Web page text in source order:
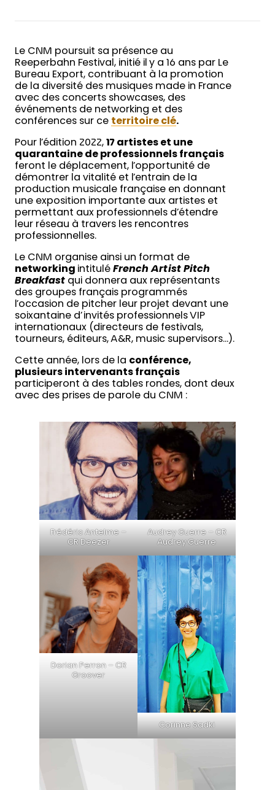
Le CNM poursuit sa présence au
Reeperbahn Festival, initié il y a 16 ans par Le
Bureau Export, contribuant à la promotion
de la diversité des musiques made in France
avec des concerts showcases, des
événements de networking et des
conférences sur ce territoire clé.
Pour l’édition 2022, 17 artistes et une
quarantaine de professionnels français
feront le déplacement, l’opportunité de
démontrer la vitalité et l’entrain de la
production musicale française en donnant
une exposition importante aux artistes et
permettant aux professionnels d’étendre
leur réseau à travers les rencontres
professionnelles.
Le CNM organise ainsi un format de
networking intitulé French Artist Pitch
Breakfast qui donnera aux représentants
des groupes français programmés
l’occasion de pitcher leur projet devant une
soixantaine d’invités professionnels VIP
internationaux (directeurs de festivals,
tourneurs, éditeurs, A&R, music supervisors…).
Cette année, lors de la conférence,
plusieurs intervenants français
participeront à des tables rondes, dont deux
avec des prises de parole du CNM :
Frédéric Antelme –
CR Deezer
Audrey Guerre – CR
Audrey Guerre
Dorian Perron – CR
Groover
Corinne Sadki